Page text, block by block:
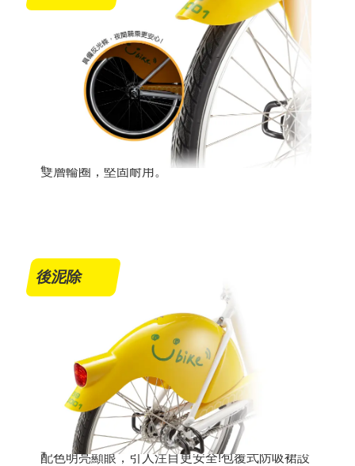
雙層輪圈，堅固耐用。
後泥除
配色明亮顯眼，引人注目更安全!包覆式防吸裙設